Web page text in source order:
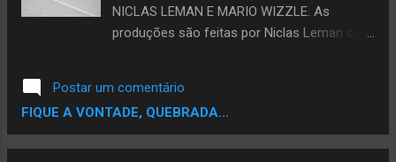
NICLAS LEMAN E MARIO WIZZLE. As
produções são feitas por Niclas Leman com
principio de 2009 Enquanto isso
apresentamos duas Músicas para Download
numa especie de reflexo daquilo que o grupo
Postar um comentário
FIQUE A VONTADE, QUEBRADA...